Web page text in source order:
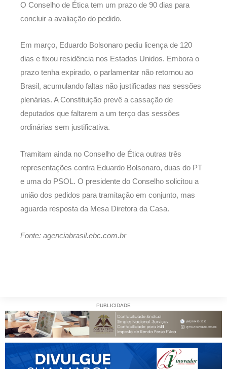
O Conselho de Ética tem um prazo de 90 dias para
concluir a avaliação do pedido.
Em março, Eduardo Bolsonaro pediu licença de 120
dias e fixou residência nos Estados Unidos. Embora o
prazo tenha expirado, o parlamentar não retornou ao
Brasil, acumulando faltas não justificadas nas sessões
plenárias. A Constituição prevê a cassação de
deputados que faltarem a um terço das sessões
ordinárias sem justificativa.
Tramitam ainda no Conselho de Ética outras três
representações contra Eduardo Bolsonaro, duas do PT
e uma do PSOL. O presidente do Conselho solicitou a
união dos pedidos para tramitação em conjunto, mas
aguarda resposta da Mesa Diretora da Casa.
Fonte: agenciabrasil.ebc.com.br
PUBLICIDADE